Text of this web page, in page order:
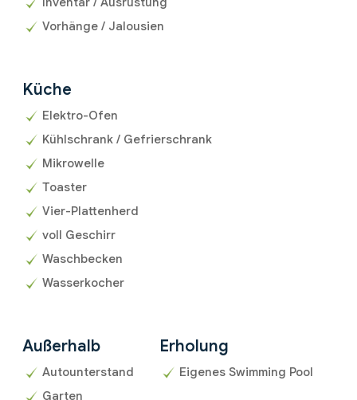
Vorhänge / Jalousien
Küche
Elektro-Ofen
Kühlschrank / Gefrierschrank
Mikrowelle
Toaster
Vier-Plattenherd
voll Geschirr
Waschbecken
Wasserkocher
Außerhalb
Autounterstand
Garten
Erholung
Eigenes Swimming Pool